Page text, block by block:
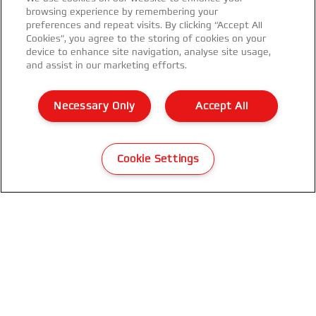
speciale aanbiedingen van Rexel. Gemakkelijk
vanuit je inbox!
INSCHRIJVEN
Privacyverklaring
Cookies
Jurdische kennisgeving
Klantenservice
browsing experience by remembering your
preferences and repeat visits. By clicking “Accept All
Cookies”, you agree to the storing of cookies on your
device to enhance site navigation, analyse site usage,
and assist in our marketing efforts.
Accept All
Necessary Only
Cookie Settings